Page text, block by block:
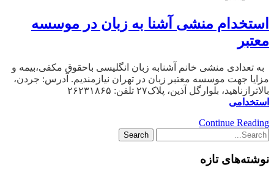
استخدام منشی آشنا به زبان در موسسه
معتبر
به تعدادی منشی خانم آشنابه زبان انگلیسی باحقوق مکفی،بیمه و
مزایا جهت موسسه معتبر زبان در تهران نیازمندیم. آدرس: جردن،
بالاترازناهید، بلوارگل آذین، پلاک۲۷ تلفن: ۲۶۲۳۱۸۶۵
استخدامی
Continue Reading
نوشته‌های تازه